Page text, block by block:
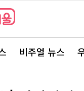
비주얼 뉴스